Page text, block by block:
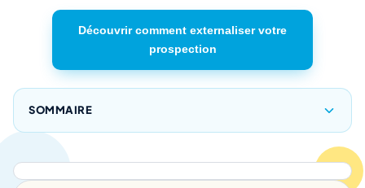
Découvrir comment externaliser votre
prospection
SOMMAIRE